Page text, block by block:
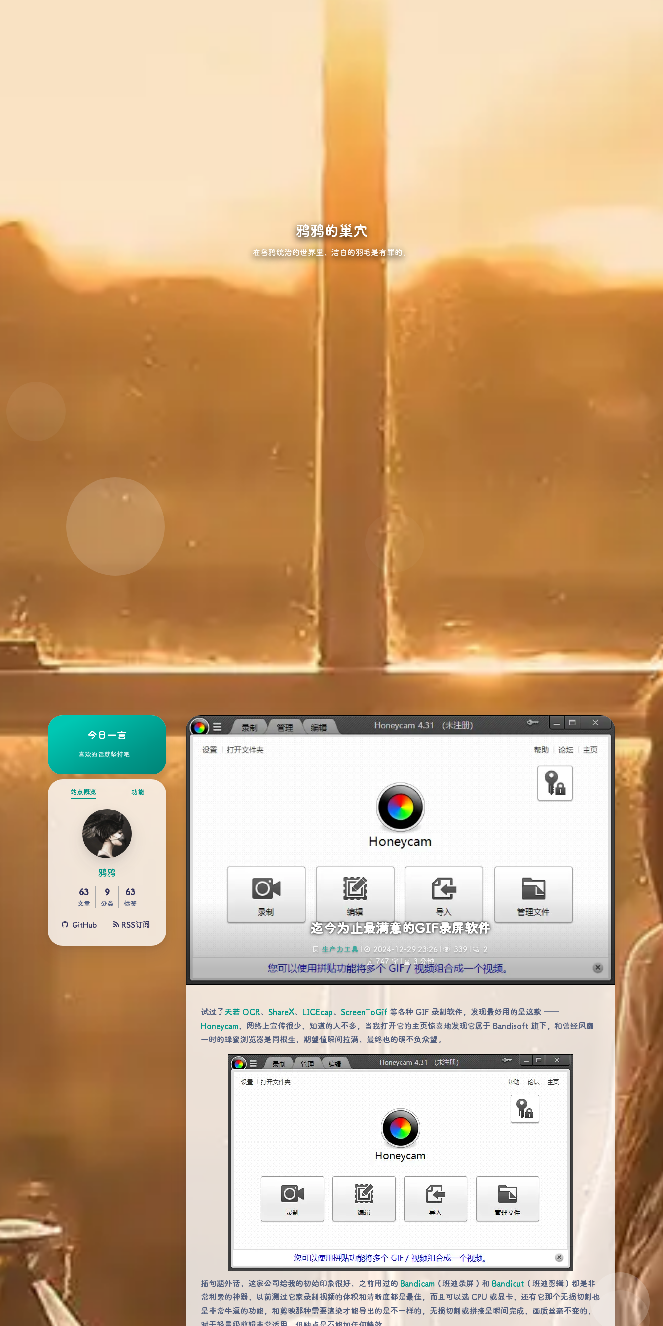
鸦鸦的巢穴
在乌鸦统治的世界里，洁白的羽毛是有罪的。
今日一言
喜欢的话就坚持吧。
站点概览 功能
鸦鸦
63
文章
9
分类
63
标签
GitHub RSS订阅 迄今为止最满意的GIF录屏软件
生产力工具 2024-12-29 23:26 339
2
747 字
3 分钟
试过了天若 OCR、 ShareX、 LICEcap、 ScreenToGif 等各种 GIF 录制软件，发现最好用的是这款 ——
Honeycam，网络上宣传很少，知道的人不多，当我打开它的主页惊喜地发现它属于 Bandisoft 旗下，和曾经风靡
一时的蜂蜜浏览器是同根生，期望值瞬间拉满，最终也的确不负众望。
插句题外话，这家公司给我的初始印象很好，之前用过的 Bandicam （班迪录屏）和 Bandicut （班迪剪辑）都是非
常利索的神器，以前测过它家录制视频的体积和清晰度都是最佳，而且可以选 CPU 或显卡，还有它那个无损切割也
是非常牛逼的功能，和剪映那种需要渲染才能导出的是不一样的，无损切割或拼接是瞬间完成，画质丝毫不变的，